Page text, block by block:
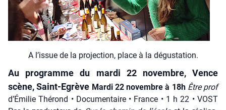
A l’is­sue de la pro­jec­tion, place à la dégus­ta­tion.
Au pro­gramme du mar­di 22 novembre, Vence
scène, Saint-Egrève Mar­di 22 novembre à 18h Être prof
d’Émilie Thé­rond • Docu­men­taire • France • 1 h 22 • VOST